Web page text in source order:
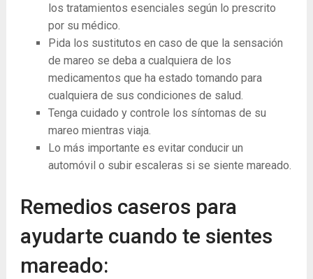
los tratamientos esenciales según lo prescrito
por su médico.
Pida los sustitutos en caso de que la sensación
de mareo se deba a cualquiera de los
medicamentos que ha estado tomando para
cualquiera de sus condiciones de salud.
Tenga cuidado y controle los síntomas de su
mareo mientras viaja.
Lo más importante es evitar conducir un
automóvil o subir escaleras si se siente mareado.
Remedios caseros para
ayudarte cuando te sientes
mareado: